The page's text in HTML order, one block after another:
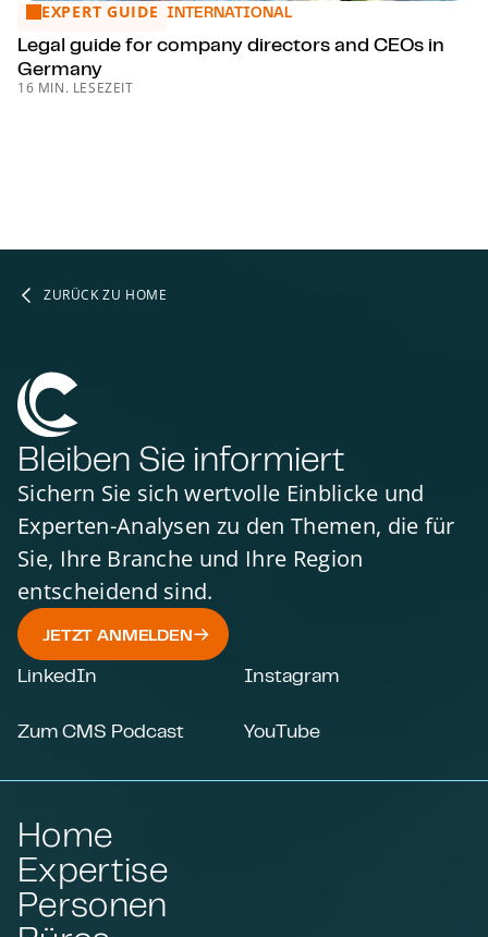
Legal guide for company directors and CEOs in Germany
EXPERT GUIDE INTERNATIONAL
Legal guide for company directors and CEOs in
Germany
16 MIN. LESEZEIT
ZURÜCK ZU HOME
Bleiben Sie informiert
Sichern Sie sich wertvolle Einblicke und
Experten-Analysen zu den Themen, die für
Sie, Ihre Branche und Ihre Region
entscheidend sind.
JETZT ANMELDEN
LinkedIn Instagram
Zum CMS Podcast YouTube
Home
Expertise
Personen